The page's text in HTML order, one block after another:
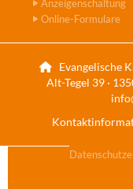
Anzeigenschaltung
Online-Formulare

Evangelische
Alt-Tegel 39 ·